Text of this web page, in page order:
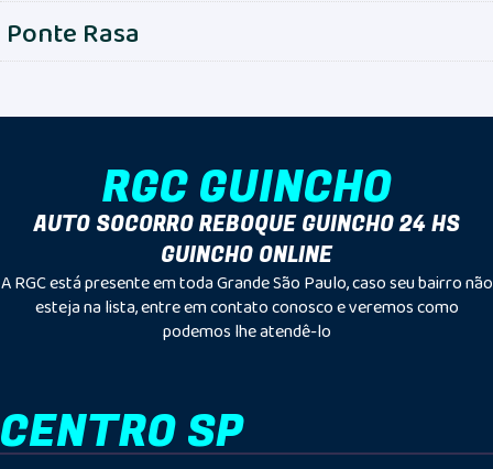
Ponte Rasa
RGC GUINCHO
AUTO SOCORRO REBOQUE GUINCHO 24 HS
GUINCHO ONLINE
A RGC está presente em toda Grande São Paulo, caso seu bairro não
esteja na lista, entre em contato conosco e veremos como
podemos lhe atendê-lo
CENTRO SP